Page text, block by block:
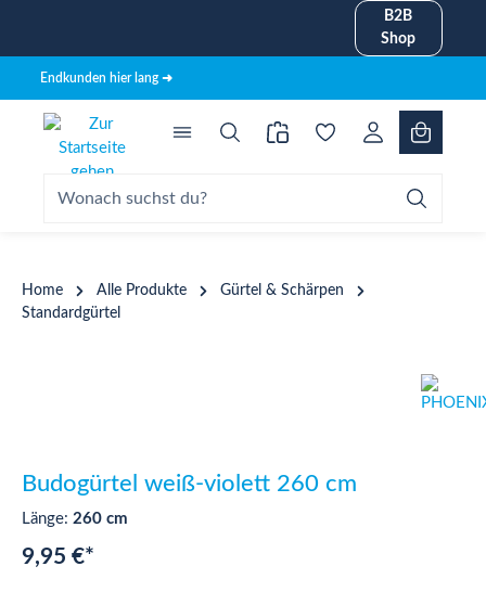
B2B
Shop
Endkunden hier lang ➜
Home Alle Produkte
Gürtel & Schärpen
Standardgürtel
Budogürtel weiß-violett 260 cm
Länge: 260 cm
9,95 €*